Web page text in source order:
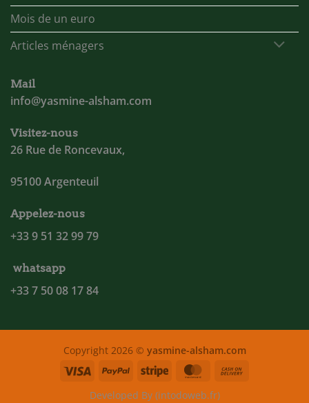
Mois de un euro
Articles ménagers
Mail
info@yasmine-alsham.com
Visitez-nous
26 Rue de Roncevaux,
95100 Argenteuil
Appelez-nous
+33 9 51 32 99 79
whatsapp
+33 7 50 08 17 84
Copyright 2026 © yasmine-alsham.com
Visa
PayPal Stripe MasterCard
Developed By (intodoweb.fr)